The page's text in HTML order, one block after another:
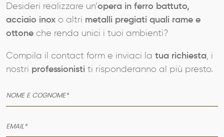
Desideri realizzare un’opera in ferro battuto,
acciaio inox o altri metalli pregiati quali rame e
ottone che renda unici i tuoi ambienti?
Compila il contact form e inviaci la tua richiesta, i
nostri professionisti ti risponderanno al più presto.